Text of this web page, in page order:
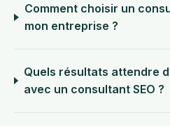
Comment choisir un
mon entreprise ?
Quels résultats attendre
avec un consultant SEO ?